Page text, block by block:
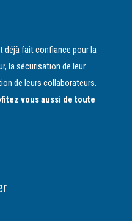
déjà fait confiance pour la
la sécurisation de leur
de leurs collaborateurs.
vous aussi de toute